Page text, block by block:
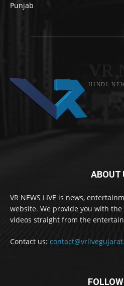
Punjab
HINDI
ABOUT
VR NEWS LIVE is news,
website. We provide you with
videos straight from the
Contact us: